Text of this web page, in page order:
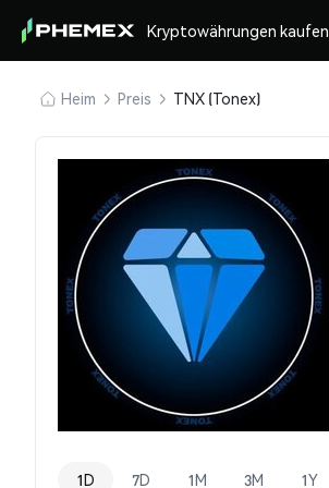
Kryptowährungen kaufen
Heim Preis TNX (Tonex)
1D 7D 1M 3M 1Y